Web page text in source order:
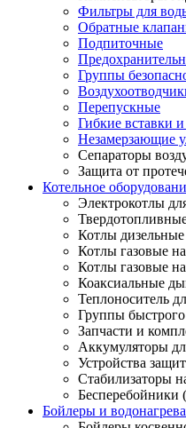
Фильтры для
Обратные
Подпиточные
Группы
Перепускные
Гибкие вставки
Незамерзающие
Сепараторы
Защита от
Котельное
Электрокотлы
Котлы дизельные
Котлы газовые
Котлы газовые
Коаксиальные
Теплоноситель
Группы
Запчасти и
Аккумуляторы
Устройства
Стабилизаторы
Бесперебойники
Бойлеры и